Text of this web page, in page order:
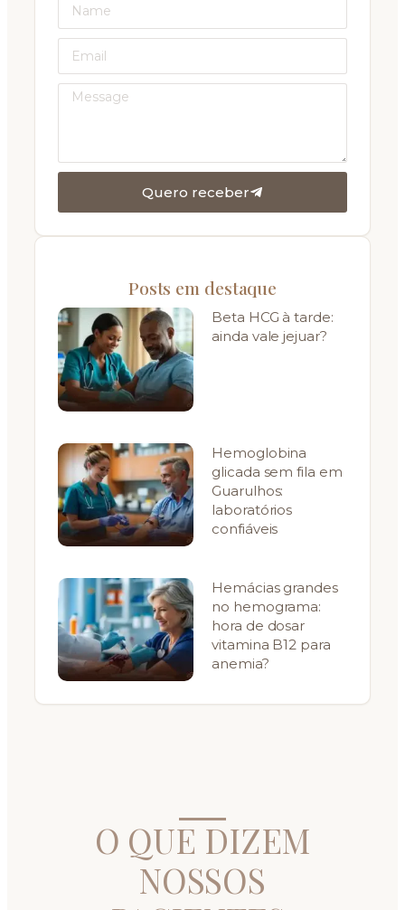
Quero receber
Posts em destaque
Beta HCG à tarde:
ainda vale jejuar?
Hemoglobina
glicada sem fila em
Guarulhos:
laboratórios
confiáveis
Hemácias grandes
no hemograma:
hora de dosar
vitamina B12 para
anemia?
O QUE DIZEM
NOSSOS